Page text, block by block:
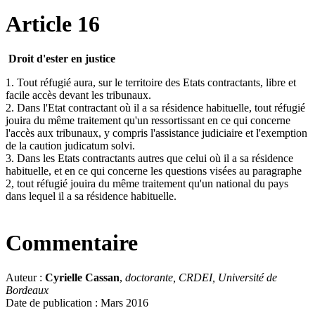
Article 16
Droit d'ester en justice
1. Tout réfugié aura, sur le territoire des Etats contractants, libre et
facile accès devant les tribunaux.
2. Dans l'Etat contractant où il a sa résidence habituelle, tout réfugié
jouira du même traitement qu'un ressortissant en ce qui concerne
l'accès aux tribunaux, y compris l'assistance judiciaire et l'exemption
de la caution judicatum solvi.
3. Dans les Etats contractants autres que celui où il a sa résidence
habituelle, et en ce qui concerne les questions visées au paragraphe
2, tout réfugié jouira du même traitement qu'un national du pays
dans lequel il a sa résidence habituelle.
Commentaire
Auteur : Cyrielle Cassan, doctorante, CRDEI, Université de
Bordeaux
Date de publication : Mars 2016